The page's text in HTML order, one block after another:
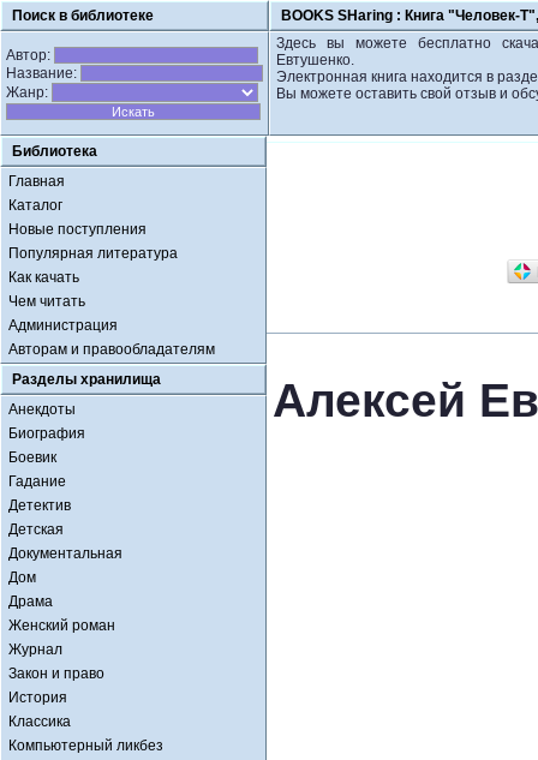
Поиск в библиотеке BOOKS SHaring : Книга "Человек-
Автор:
Название:
Жанр:
Здесь вы можете бесплатно
Евтушенко.
Электронная книга находится в
Вы можете оставить свой отзыв и
Библиотека
Главная
Каталог
Новые поступления
Популярная литература
Как качать
Чем читать
Администрация
Авторам и правообладателям
Разделы хранилища
Анекдоты
Биография
Боевик
Гадание
Детектив
Детская
Документальная
Дом
Драма
Женский роман
Журнал
Закон и право
История
Классика
Компьютерный ликбез
Алексей